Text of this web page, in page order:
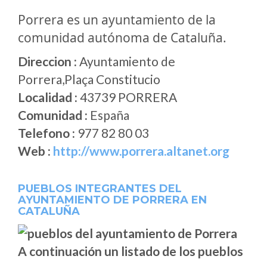
Porrera es un ayuntamiento de la
comunidad autónoma de Cataluña.
Direccion : Ayuntamiento de
Porrera,Plaça Constitucio
Localidad : 43739 PORRERA
Comunidad : España
Telefono : 977 82 80 03
Web : http://www.porrera.altanet.org
PUEBLOS INTEGRANTES DEL
AYUNTAMIENTO DE PORRERA EN
CATALUÑA
A continuación un listado de los pueblos